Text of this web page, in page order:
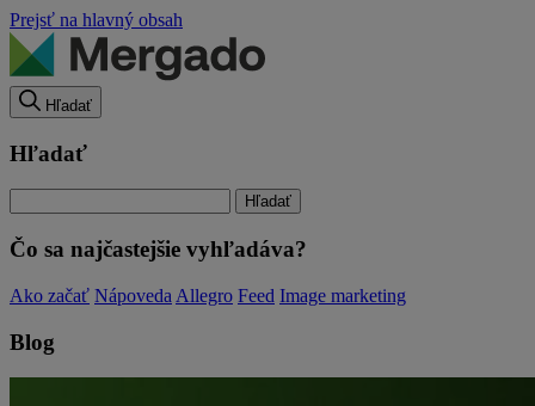
Prejsť na hlavný obsah
Hľadať
Hľadať
Čo sa najčastejšie vyhľadáva?
Ako začať Nápoveda Allegro Feed Image marketing
Blog